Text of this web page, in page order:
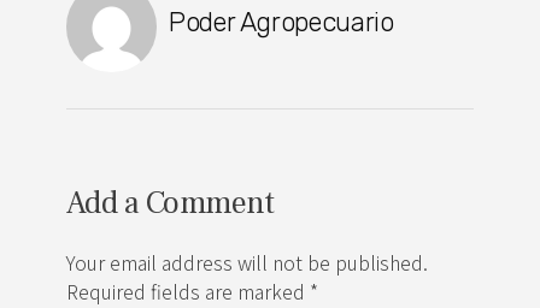
Poder Agropecuario
Add a Comment
Your email address will not be published.
Required fields are marked *